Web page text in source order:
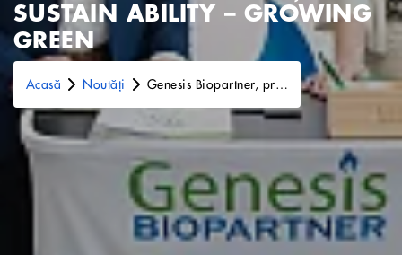
SUSTAIN ABILITY – GROWING
GREEN
Acasă Noutăți